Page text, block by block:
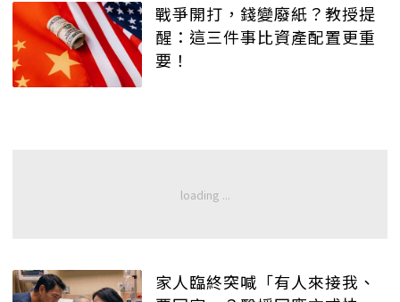
戰爭開打，錢變廢紙？教授提
醒：這三件事比資產配置更重
要！
家人臨終突喊「有人來接我、